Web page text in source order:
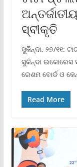
ସ୍ବୀକୃତି
ସୁକିନ୍ଦା, ୨୭/୧୧:
ସୁକିନ୍ଦା
ରେଶମ ବୋର୍ଡ ଓ
Read More